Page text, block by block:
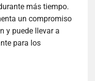
más tiempo.
un compromiso
y puede llevar a
para los